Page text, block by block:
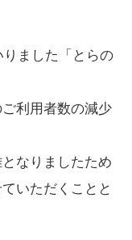
ました「とらの
利用者数の減少
なりましたため
いただくことと